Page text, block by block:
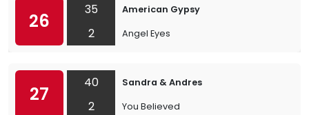
26
35
2
American Gypsy
Angel Eyes
27
40
2
Sandra & Andres
You Believed